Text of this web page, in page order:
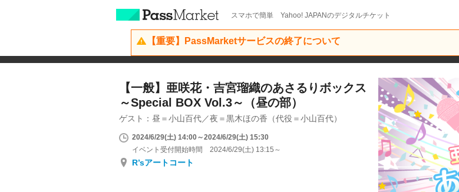
スマホで簡単 Yahoo! JAPANのデジタルチケット
【重要】PassMarketサービスの終了について
【一般】亜咲花・吉宮瑠織のあさるりボックス
～Special BOX Vol.3～（昼の部）
ゲスト：昼＝小山百代／夜＝黒木ほの香（代役＝小山百代）
2024/6/29(土) 14:00～2024/6/29(土) 15:30
イベント受付開始時間 2024/6/29(土) 13:15～
R’sアートコート